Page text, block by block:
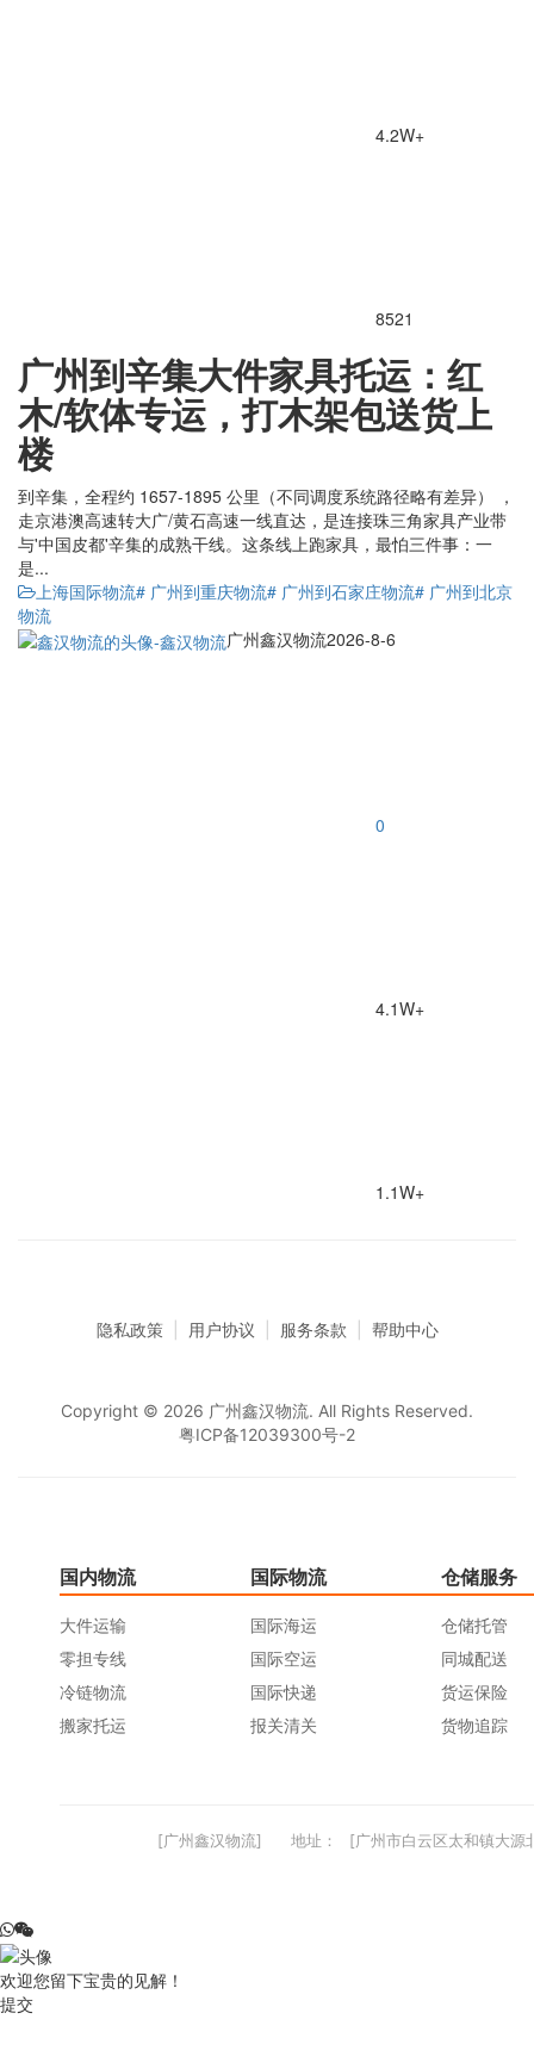
4.2W+
8521
广州到辛集大件家具托运：红
木/软体专运，打木架包送货上
楼
到辛集，全程约 1657-1895 公里（不同调度系统路径略有差异） ，
走京港澳高速转大广/黄石高速一线直达，是连接珠三角家具产业带
与'中国皮都'辛集的成熟干线。这条线上跑家具，最怕三件事：一
是...
上海国际物流# 广州到重庆物流# 广州到石家庄物流# 广州到北京
物流
广州鑫汉物流2026-8-6
0
4.1W+
1.1W+
隐私政策 用户协议 服务条款 帮助中心
Copyright © 2026 广州鑫汉物流. All Rights Reserved.
粤ICP备12039300号-2
国内物流
大件运输
零担专线
冷链物流
搬家托运
国际物流
国际海运
国际空运
国际快递
报关清关
仓储服务
仓储托管
同城配送
货运保险
货物追踪
[广州鑫汉物流] 地址： [广州市白云区太和镇大源
欢迎您留下宝贵的见解！
提交